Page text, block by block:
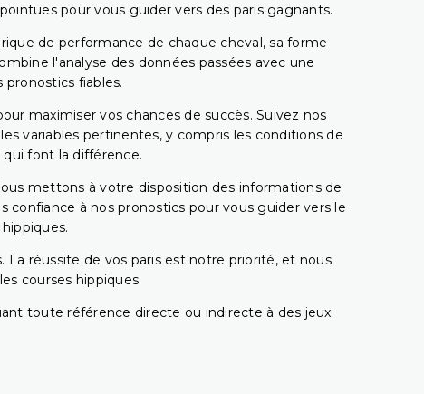
pour vous guider vers des paris gagnants.
de performance de chaque cheval, sa forme
l'analyse des données passées avec une
fiables.
maximiser vos chances de succès. Suivez nos
variables pertinentes, y compris les conditions de
font la différence.
mettons à votre disposition des informations de
confiance à nos pronostics pour vous guider vers le
La réussite de vos paris est notre priorité, et nous
courses hippiques.
toute référence directe ou indirecte à des jeux